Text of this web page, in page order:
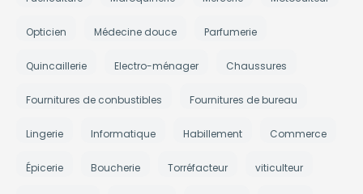
Opticien Médecine douce Parfumerie
Quincaillerie Electro-ménager Chaussures
Fournitures de conbustibles Fournitures de bureau
Lingerie Informatique Habillement Commerce
Épicerie Boucherie Torréfacteur viticulteur